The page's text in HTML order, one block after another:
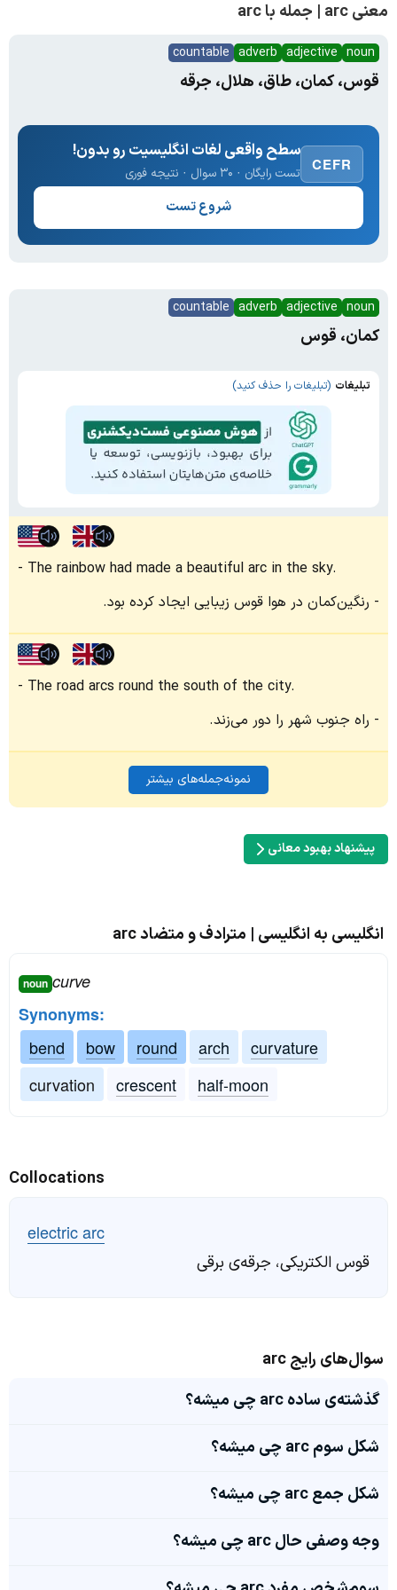
معنی arc | جمله با arc
noun
adjective
adverb
countable
قوس، کمان، طاق، هلال، جرقه
CEFR
سطح واقعی لغات انگلیسیت رو بدون!
تست رایگان · ۳۰ سوال · نتیجه فوری
شروع تست
noun
adjective
adverb
countable
کمان، قوس
تبلیغات (تبلیغات را حذف کنید)
The rainbow had made a beautiful arc in the sky.
رنگین‌کمان در هوا قوس زیبایی ایجاد کرده بود.
The road arcs round the south of the city.
راه جنوب شهر را دور می‌زند.
نمونه‌جمله‌های بیشتر
پیشنهاد بهبود معانی
انگلیسی به انگلیسی | مترادف و متضاد arc
noun curve
Synonyms:
bend
bow round arch
curvature
curvation
crescent half-moon
Collocations
electric arc
قوس الکتریکی، جرقه‌ی برقی
سوال‌های رایج arc
گذشته‌ی ساده arc چی میشه؟
شکل سوم arc چی میشه؟
شکل جمع arc چی میشه؟
وجه وصفی حال arc چی میشه؟